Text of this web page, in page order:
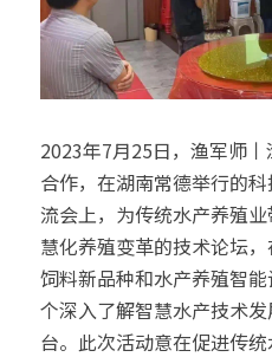
2023年7月25日，渔军师
合作，在湖南常德举行的
流会上，为传统水产养殖
慧化养殖变革的技术论坛
饲料新品种和水产养殖智
个深入了解智慧水产技术
台。此次活动意在促进传